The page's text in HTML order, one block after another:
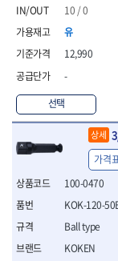
- 소켓홀더
- 클라이밍비트
- 비트소켓세트
- 포지비트
- 일자비트
- 임팩별비트
- 임팩일자비트
- 임팩포지비트
- 임팩십자비트
- 십자비트
- 임팩XZN비트소
- 십자비트소켓
- 일자비트소켓
10 / 0
유
12,990
-
선택
상세
100-0470
KOKEN
KOK-120-
Ball type
가격